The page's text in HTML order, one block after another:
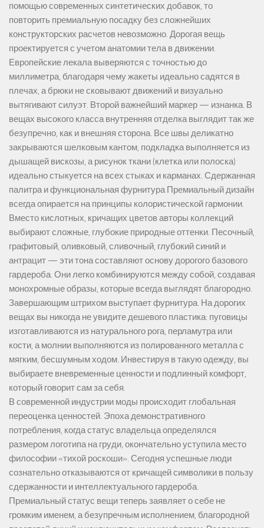
помощью современных синтетических добавок, то
повторить премиальную посадку без сложнейших
конструкторских расчетов невозможно. Дорогая вещь
проектируется с учетом анатомии тела в движении.
Европейские лекала выверяются с точностью до
миллиметра, благодаря чему жакеты идеально садятся в
плечах, а брюки не сковывают движений и визуально
вытягивают силуэт. Второй важнейший маркер — изнанка. В
вещах высокого класса внутренняя отделка выглядит так же
безупречно, как и внешняя сторона. Все швы деликатно
закрываются шелковым кантом, подкладка выполняется из
дышащей вискозы, а рисунок ткани (клетка или полоска)
идеально стыкуется на всех стыках и карманах. Сдержанная
палитра и функциональная фурнитура Премиальный дизайн
всегда опирается на принципы колористической гармонии.
Вместо кислотных, кричащих цветов авторы коллекций
выбирают сложные, глубокие природные оттенки. Песочный,
графитовый, оливковый, сливочный, глубокий синий и
антрацит — эти тона составляют основу дорогого базового
гардероба. Они легко комбинируются между собой, создавая
монохромные образы, которые всегда выглядят благородно.
Завершающим штрихом выступает фурнитура. На дорогих
вещах вы никогда не увидите дешевого пластика: пуговицы
изготавливаются из натурального рога, перламутра или
кости, а молнии выполняются из полированного металла с
мягким, бесшумным ходом. Инвестируя в такую одежду, вы
выбираете вневременные ценности и подлинный комфорт,
который говорит сам за себя.
В современной индустрии моды происходит глобальная
переоценка ценностей. Эпоха демонстративного
потребления, когда статус владельца определялся
размером логотипа на груди, окончательно уступила место
философии «тихой роскоши». Сегодня успешные люди
сознательно отказываются от кричащей символики в пользу
сдержанности и интеллектуального гардероба.
Премиальный статус вещи теперь заявляет о себе не
громким именем, а безупречным исполнением, благородной